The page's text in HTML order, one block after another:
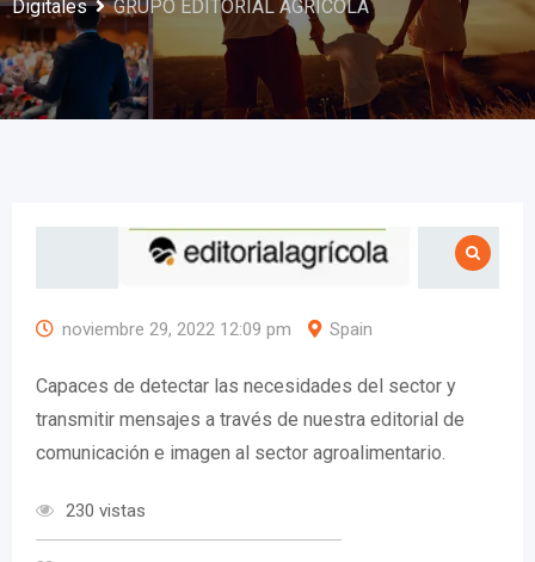
Digitales
GRUPO EDITORIAL AGRICOLA
noviembre 29, 2022 12:09 pm Spain
Capaces de detectar las necesidades del sector y
transmitir mensajes a través de nuestra editorial de
comunicación e imagen al sector agroalimentario.
230 vistas